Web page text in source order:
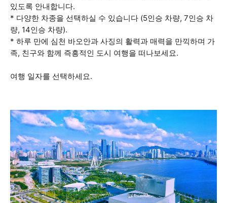
있도록 안내합니다.
* 다양한 차종을 선택하실 수 있습니다 (5인승 차량, 7인승 차
량, 14인승 차량).
* 하루 만에 심천 바오안과 사징의 활력과 매력을 만끽하며 가
족, 친구와 함께 즉흥적인 도시 여행을 떠나보세요.
여행 일자를 선택하세요.